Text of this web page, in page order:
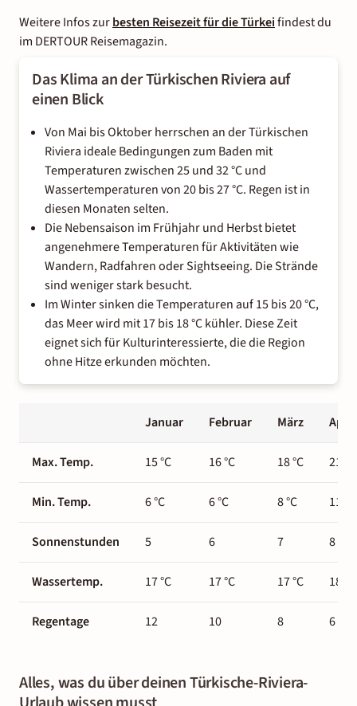
Weitere Infos zurbesten Reisezeit für die Türkeifindest du
im DERTOUR Reisemagazin.
Das Klima an der Türkischen Riviera auf
einen Blick
Von Mai bis Oktober herrschen an der Türkischen
Riviera ideale Bedingungen zum Baden mit
Temperaturen zwischen 25 und 32 °C und
Wassertemperaturen von 20 bis 27 °C. Regen ist in
diesen Monaten selten.
Die Nebensaison im Frühjahr und Herbst bietet
angenehmere Temperaturen für Aktivitäten wie
Wandern, Radfahren oder Sightseeing. Die Strände
sind weniger stark besucht.
Im Winter sinken die Temperaturen auf 15 bis 20 °C,
das Meer wird mit 17 bis 18 °C kühler. Diese Zeit
eignet sich für Kulturinteressierte, die die Region
ohne Hitze erkunden möchten.
Januar Februar März April
Max. Temp. 15°C 16 °C 18°C 21
Min. Temp. 6°C 6°C 8°C 11
Sonnenstunden 5 6 7 8
Wassertemp. 17°C 17°C 17°C 18
Regentage 12 10 8 6
Alles, was du über deinen Türkische-Riviera-